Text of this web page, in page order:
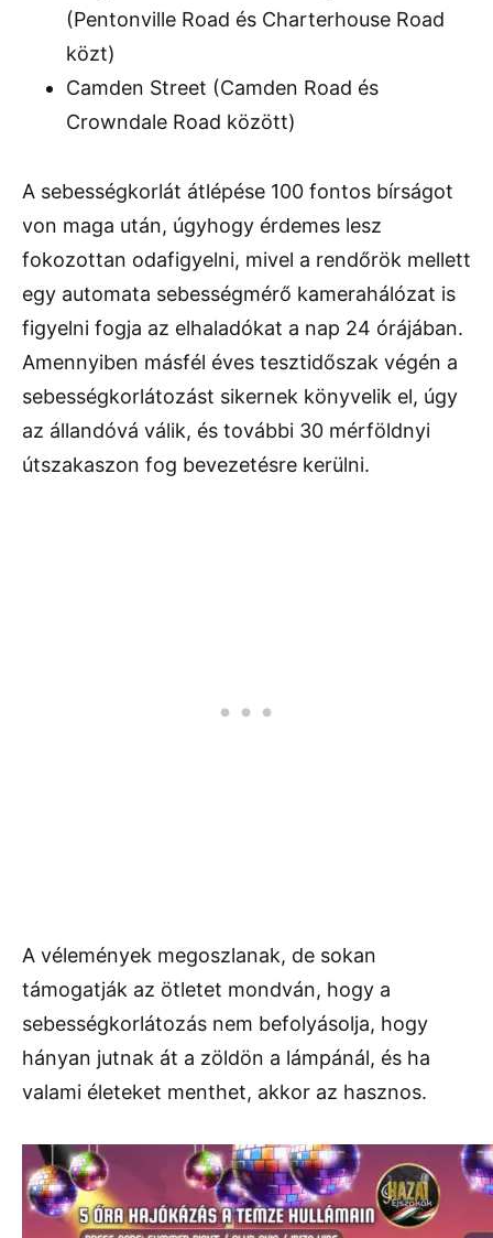
(Pentonville Road és Charterhouse Road
közt)
Camden Street (Camden Road és
Crowndale Road között)
A sebességkorlát átlépése 100 fontos bírságot
von maga után, úgyhogy érdemes lesz
fokozottan odafigyelni, mivel a rendőrök mellett
egy automata sebességmérő kamerahálózat is
figyelni fogja az elhaladókat a nap 24 órájában.
Amennyiben másfél éves tesztidőszak végén a
sebességkorlátozást sikernek könyvelik el, úgy
az állandóvá válik, és további 30 mérföldnyi
útszakaszon fog bevezetésre kerülni.
A vélemények megoszlanak, de sokan
támogatják az ötletet mondván, hogy a
sebességkorlátozás nem befolyásolja, hogy
hányan jutnak át a zöldön a lámpánál, és ha
valami életeket menthet, akkor az hasznos.